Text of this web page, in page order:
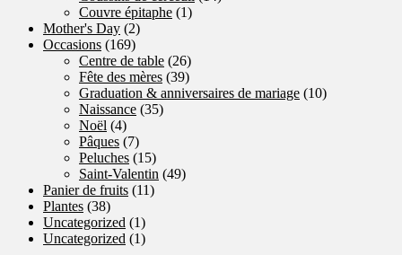
Couvre épitaphe (1)
Mother's Day (2)
Occasions (169)
Centre de table (26)
Fête des mères (39)
Graduation & anniversaires de mariage (10)
Naissance (35)
Noël (4)
Pâques (7)
Peluches (15)
Saint-Valentin (49)
Panier de fruits (11)
Plantes (38)
Uncategorized (1)
Uncategorized (1)